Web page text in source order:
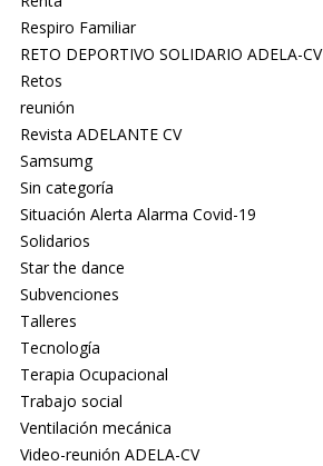
Respiro Familiar
RETO DEPORTIVO SOLIDARIO ADELA-CV
Retos
reunión
Revista ADELANTE CV
Samsumg
Sin categoría
Situación Alerta Alarma Covid-19
Solidarios
Star the dance
Subvenciones
Talleres
Tecnología
Terapia Ocupacional
Trabajo social
Ventilación mecánica
Video-reunión ADELA-CV